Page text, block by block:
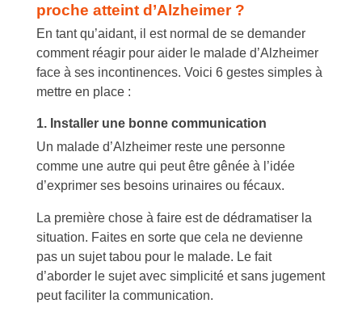
proche atteint d’Alzheimer ?
En tant qu’aidant, il est normal de se demander
comment réagir pour aider le malade d’Alzheimer
face à ses incontinences. Voici 6 gestes simples à
mettre en place :
1. Installer une bonne communication
Un malade d’Alzheimer reste une personne
comme une autre qui peut être gênée à l’idée
d’exprimer ses besoins urinaires ou fécaux.
La première chose à faire est de dédramatiser la
situation. Faites en sorte que cela ne devienne
pas un sujet tabou pour le malade. Le fait
d’aborder le sujet avec simplicité et sans jugement
peut faciliter la communication.